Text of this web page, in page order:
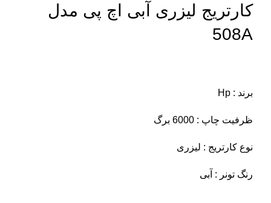
کارتریج لیزری آبی اچ پی مدل
508A
برند : Hp
ظرفیت چاپ : 6000 برگ
نوع کارتریج : لیزری
رنگ تونر : آبی